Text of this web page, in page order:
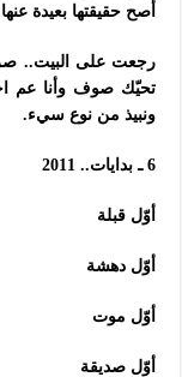
أصح حقيقتها بعيدة
رجعت على البيت..
تحيّك صوف وأنا عم
ونبيذ من نوع سيء.
6 ـ بدايات.. 2011
أوّل قبلة
أوّل دهشة
أوّل موت
أوّل صديقة